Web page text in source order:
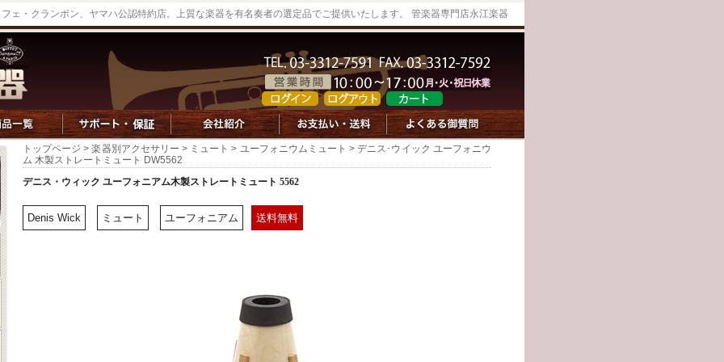
ェ・クランポン、ヤマハ公認特約店。上質な楽器を有名奏者の選定品でご提供いたします。 管楽器専門店永江楽器
トップページ >楽器別アクセサリー > ミュート > ユーフォニウムミュート > デニス･ウイック ユーフォニウ
ム 木製ストレートミュート DW5562
デニス・ウィック ユーフォニアム木製ストレートミュート 5562
Denis Wick ミュート ユーフォニアム 送料無料